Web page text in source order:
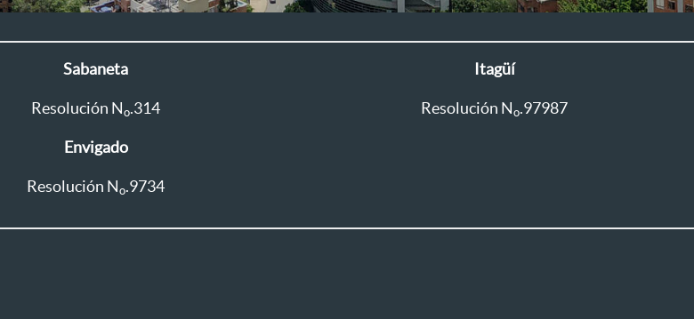
Sabaneta
Resolución No.314
Itagüí
Resolución No.97987
Envigado
Resolución No.9734